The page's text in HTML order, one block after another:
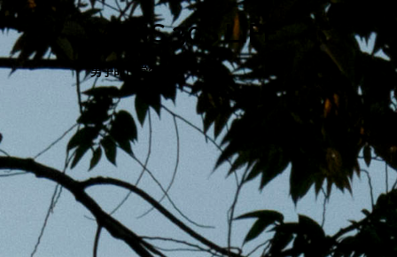
跳
至
主
內
MENS 30S LIFE
男子的日常生活